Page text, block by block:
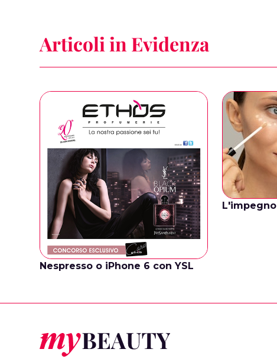
Articoli in Evidenza
Nespresso o iPhone 6 con YSL